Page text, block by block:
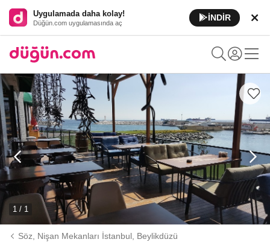
Uygulamada daha kolay!
Düğün.com uygulamasında aç
İNDİR
1 / 1
Söz, Nişan Mekanları İstanbul, Beylikdüzü